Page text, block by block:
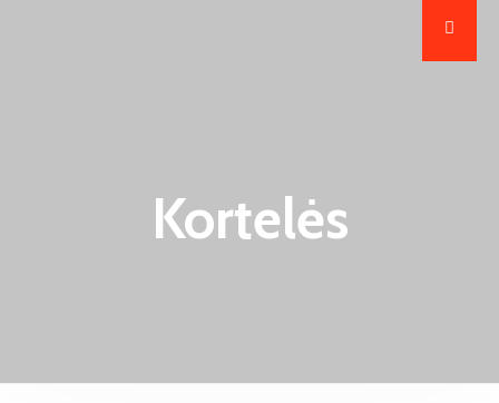
Kortelės